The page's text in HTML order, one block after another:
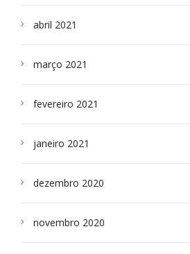
abril 2021
março 2021
fevereiro 2021
janeiro 2021
dezembro 2020
novembro 2020